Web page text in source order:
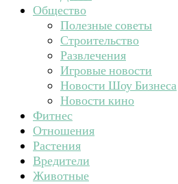
Общество
Полезные советы
Строительство
Развлечения
Игровые новости
Новости Шоу Бизнеса
Новости кино
Фитнес
Отношения
Растения
Вредители
Животные